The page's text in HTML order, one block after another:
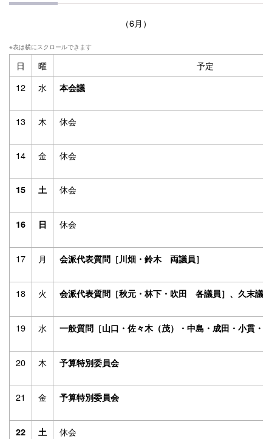
（6月）
日 曜
予定
12
水 本会議
13 木 休会
14 金 休会
15 土 休会
16 日 休会
17 月 会派代表質問［川畑・鈴木 両議員］
18 火 会派代表質問［秋元・林下・吹田 各議員］、久末議
19 水 一般質問［山口・佐々木（茂）・中島・成田・小貫
20 木 予算特別委員会
21 金 予算特別委員会
22 土 休会